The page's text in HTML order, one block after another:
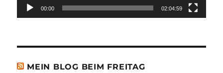
00:00 02:04:59
MEIN BLOG BEIM FREITAG